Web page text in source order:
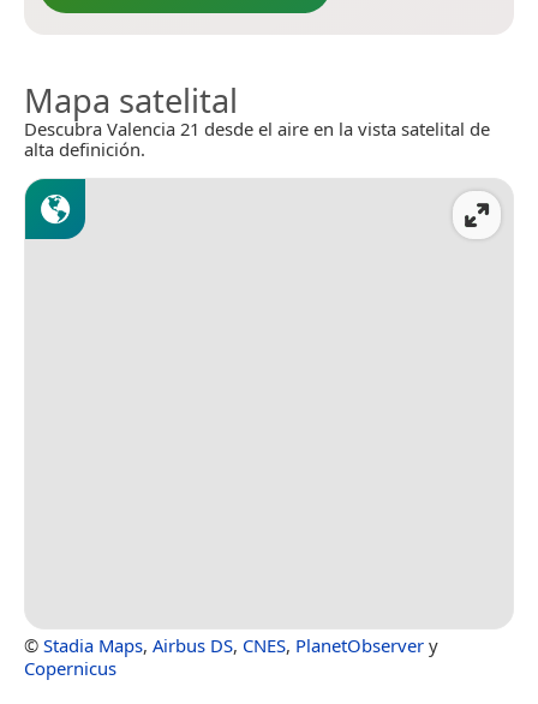
Mapa satelital
Descubra Valencia 21 desde el aire en la vista satelital de
alta definición.
© Stadia Maps, Airbus DS, CNES, PlanetObserver y
Copernicus